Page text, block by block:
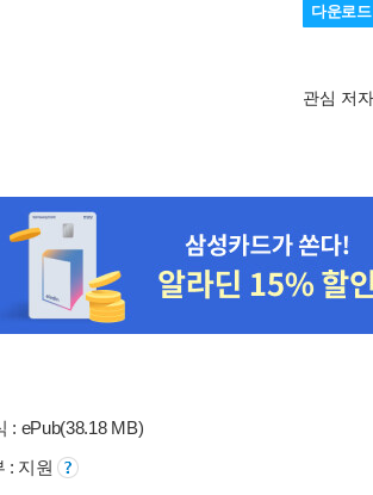
다운로드
관심 저
: ePub(38.18 MB)
: 지원